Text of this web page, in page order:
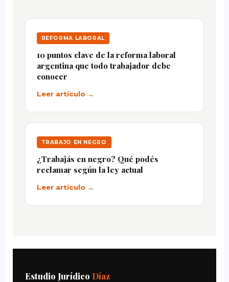
REFORMA LABORAL
10 puntos clave de la reforma laboral
argentina que todo trabajador debe
conocer
Leer artículo →
TRABAJO EN NEGRO
¿Trabajás en negro? Qué podés
reclamar según la ley actual
Leer artículo →
Estudio Jurídico Díaz